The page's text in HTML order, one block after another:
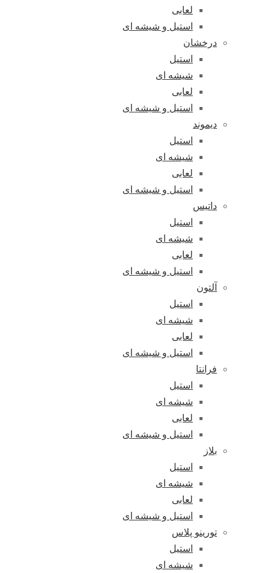
لعابی
استیل و شیشه ای
درخشان
استیل
شیشه ای
لعابی
استیل و شیشه ای
دیموند
استیل
شیشه ای
لعابی
استیل و شیشه ای
داتیس
استیل
شیشه ای
لعابی
استیل و شیشه ای
آلتون
استیل
شیشه ای
لعابی
استیل و شیشه ای
فرانتا
استیل
شیشه ای
لعابی
استیل و شیشه ای
بلاز
استیل
شیشه ای
لعابی
استیل و شیشه ای
تورینو پلاس
استیل
شیشه ای